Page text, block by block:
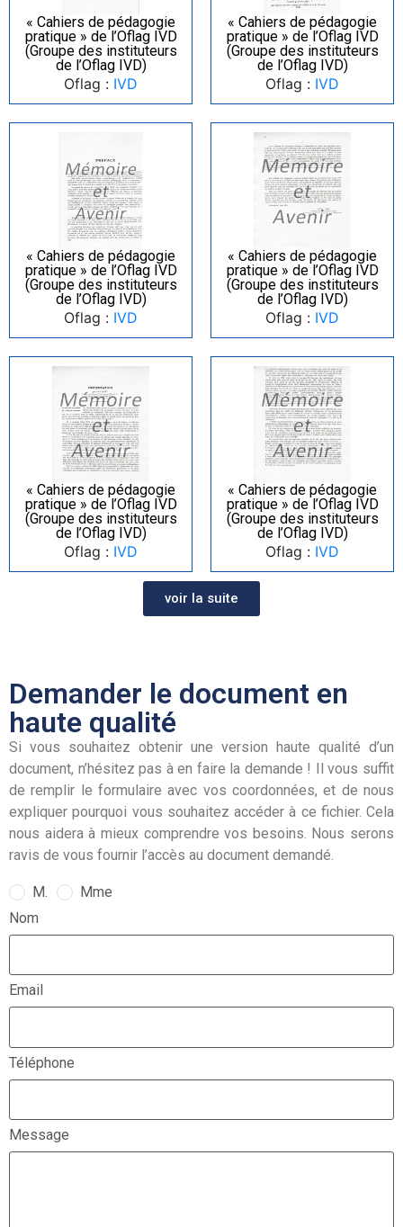
« Cahiers de pédagogie
pratique » de l’Oflag IVD
(Groupe des instituteurs
de l’Oflag IVD)
Oflag : IVD
« Cahiers de pédagogie
pratique » de l’Oflag IVD
(Groupe des instituteurs
de l’Oflag IVD)
Oflag : IVD
« Cahiers de pédagogie
pratique » de l’Oflag IVD
(Groupe des instituteurs
de l’Oflag IVD)
Oflag : IVD
« Cahiers de pédagogie
pratique » de l’Oflag IVD
(Groupe des instituteurs
de l’Oflag IVD)
Oflag : IVD
« Cahiers de pédagogie
pratique » de l’Oflag IVD
(Groupe des instituteurs
de l’Oflag IVD)
Oflag : IVD
« Cahiers de pédagogie
pratique » de l’Oflag IVD
(Groupe des instituteurs
de l’Oflag IVD)
Oflag : IVD
voir la suite
Demander le document en
haute qualité
Si vous souhaitez obtenir une version haute qualité d’un
document, n’hésitez pas à en faire la demande ! Il vous suffit
de remplir le formulaire avec vos coordonnées, et de nous
expliquer pourquoi vous souhaitez accéder à ce fichier. Cela
nous aidera à mieux comprendre vos besoins. Nous serons
ravis de vous fournir l’accès au document demandé.
M.
Mme
Nom
Email
Téléphone
Message